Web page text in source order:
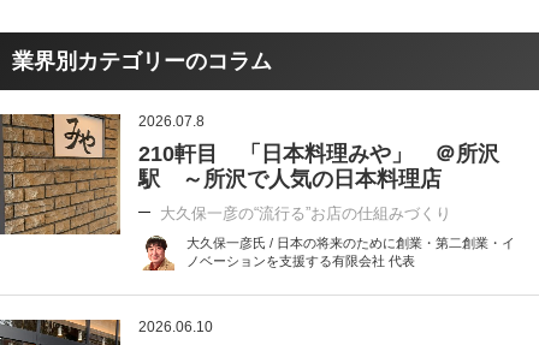
業界別カテゴリーのコラム
2026.07.8
210軒目 「日本料理みや」 ＠所沢
駅 ～所沢で人気の日本料理店
大久保一彦の“流行る”お店の仕組みづくり
大久保一彦氏 / 日本の将来のために創業・第二創業・イ
ノベーションを支援する有限会社 代表
2026.06.10